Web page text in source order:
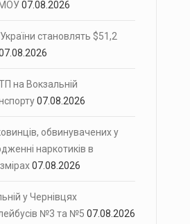
МОУ07.08.2026
становлять $51,2
на Вокзальній
07.08.2026
обвинувачених у
наркотиків в
07.08.2026
у Чернівцях
№3 та №5 07.08.2026